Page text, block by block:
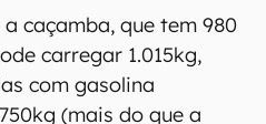
caçamba, que tem 980
carregar 1.015kg,
com gasolina
(mais do que a